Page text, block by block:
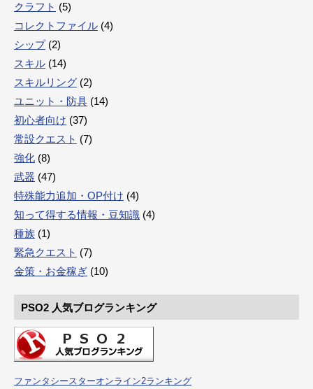
クラフト (5)
コレクトファイル (4)
シップ(2)
スキル (14)
スキルリング (2)
ユニット・防具 (14)
初心者向け (37)
常設クエスト (7)
強化 (8)
武器 (47)
特殊能力追加・OP付け (4)
知って得する情報・豆知識 (4)
種族 (1)
緊急クエスト (7)
金策・お金稼ぎ (10)
PSO2 人気ブログランキング
ファンタシースターオンライン2ランキング